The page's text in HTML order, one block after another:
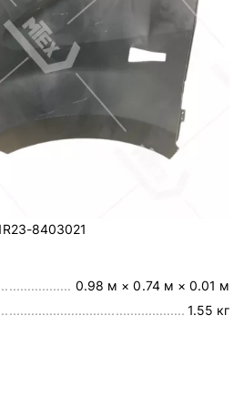
8403021
0.98 м × 0.74 м × 0.01 м
1.55 кг